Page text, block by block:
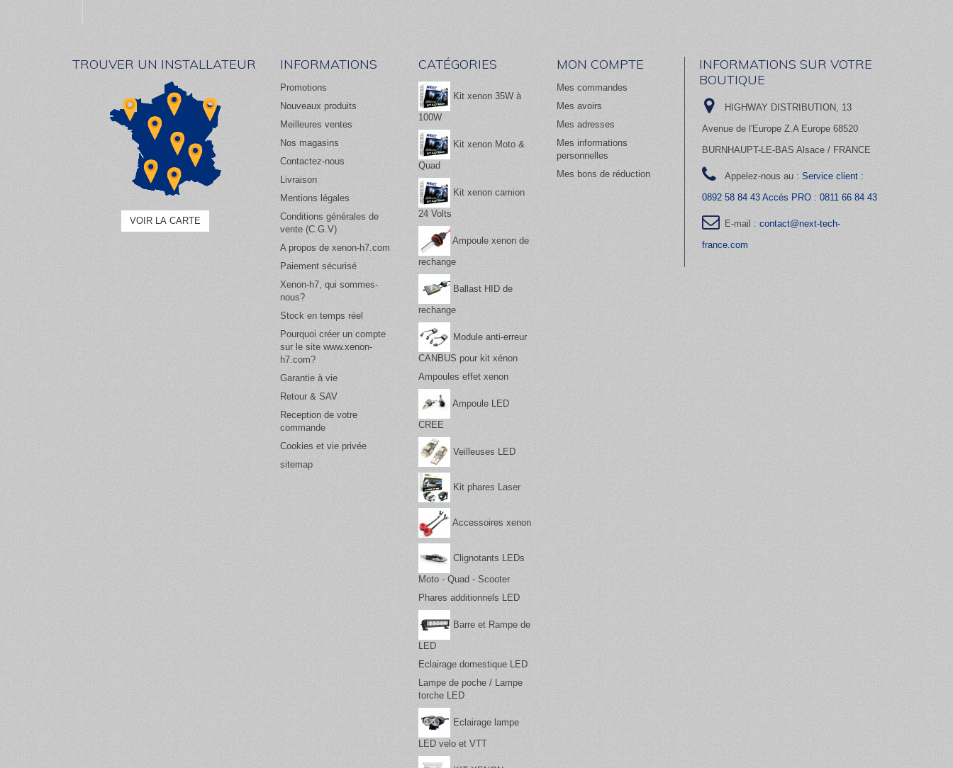
TROUVER UN INSTALLATEUR
VOIR LA CARTE
INFORMATIONS
Promotions
Nouveaux produits
Meilleures ventes
Nos magasins
Contactez-nous
Livraison
Mentions légales
Conditions générales de
vente (C.G.V)
A propos de xenon-h7.com
Paiement sécurisé
Xenon-h7, qui sommes-
nous?
Stock en temps réel
Pourquoi créer un compte
sur le site www.xenon-
h7.com?
Garantie à vie
Retour & SAV
Reception de votre
commande
Cookies et vie privée
sitemap
CATÉGORIES
Kit xenon 35W à
100W
Kit xenon Moto &
Quad
Kit xenon camion
24 Volts
Ampoule xenon de
rechange
Ballast HID de
rechange
Module anti-erreur
CANBUS pour kit xénon
Ampoules effet xenon
Ampoule LED
CREE
Veilleuses LED
Kit phares Laser
Accessoires xenon
Clignotants LEDs
Moto - Quad - Scooter
Phares additionnels LED
Barre et Rampe de
LED
Eclairage domestique LED
Lampe de poche / Lampe
torche LED
Eclairage lampe
LED velo et VTT
MON COMPTE
Mes commandes
Mes avoirs
Mes adresses
Mes informations
personnelles
Mes bons de réduction
INFORMATIONS SUR VOTRE
BOUTIQUE
HIGHWAY DISTRIBUTION, 13
Avenue de l'Europe Z.A Europe 68520
BURNHAUPT-LE-BAS Alsace / FRANCE
Appelez-nous au : Service client :
0892 58 84 43 Accès PRO : 0811 66 84 43
E-mail : contact@next-tech-
france.com